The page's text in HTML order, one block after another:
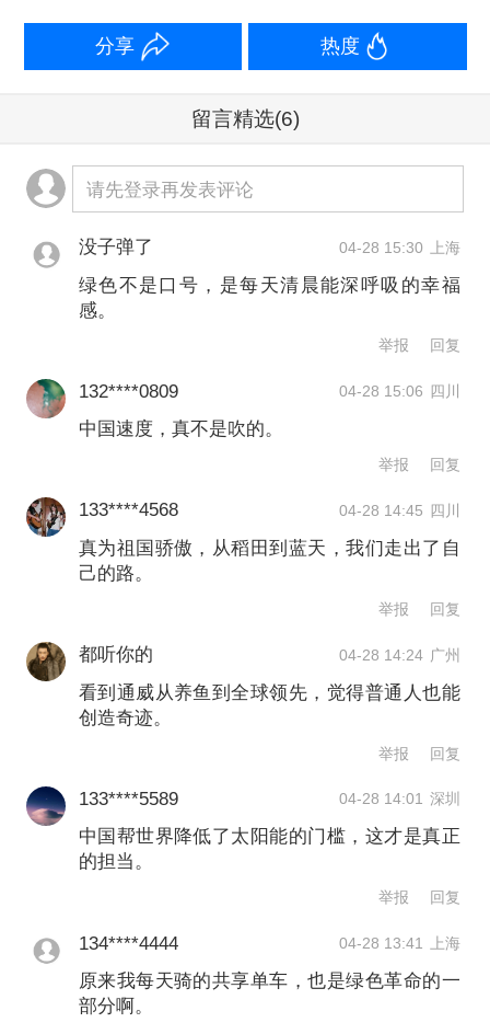
不同于工业革命后依赖化石燃料的传统
繁荣路径，中国践行“绿水青山就是金山
银山”理念，实现了生态保护与经济发展
得”的认知。他用“绿色即黄金”来概括这
条崭新的发展道路——它以繁荣为基
础，以可再生能源为支撑，为各国发展
提供了新的借鉴。
这一绿色发展理念已得到全球响应。埃
里克·索尔海姆说，印度总理莫迪向印度
民众传递的理念就与中国高度一致，即
通过太阳能、风能、电动汽车等绿色产
业，帮助民众摆脱贫困。作为世界上两
个人口最多的国家，中国和印度在绿色
型注入强大动力。
他还提到，有意思的是，即便立场看似
为绿色发展的推动者。例如，全球各国
正密切关注的霍尔木兹海峡局势、追求
能源独立的诉求，最终都会指向太阳
能、风能等本土可再生资源，而这正是
中国引领的发展方向。
分享 热度
留言精选(6)
请先登录再发表评论
没子弹了 04-28 15:30 上海
绿色不是口号，是每天清晨能深呼吸的幸福
感。
举报 回复
132****0809 04-28 15:06 四川
中国速度，真不是吹的。
举报 回复
133****4568 04-28 14:45 四川
真为祖国骄傲，从稻田到蓝天，我们走出了自
己的路。
举报 回复
都听你的 04-28 14:24 广州
看到通威从养鱼到全球领先，觉得普通人也能
创造奇迹。
举报 回复
133****5589 04-28 14:01 深圳
中国帮世界降低了太阳能的门槛，这才是真正
的担当。
举报 回复
134****4444 04-28 13:41 上海
原来我每天骑的共享单车，也是绿色革命的一
部分啊。